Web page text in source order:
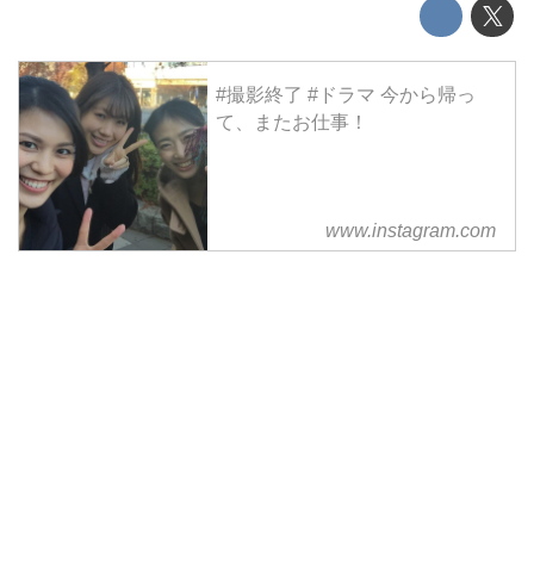
#撮影終了 #ドラマ 今から帰っ
て、またお仕事！
www.instagram.com